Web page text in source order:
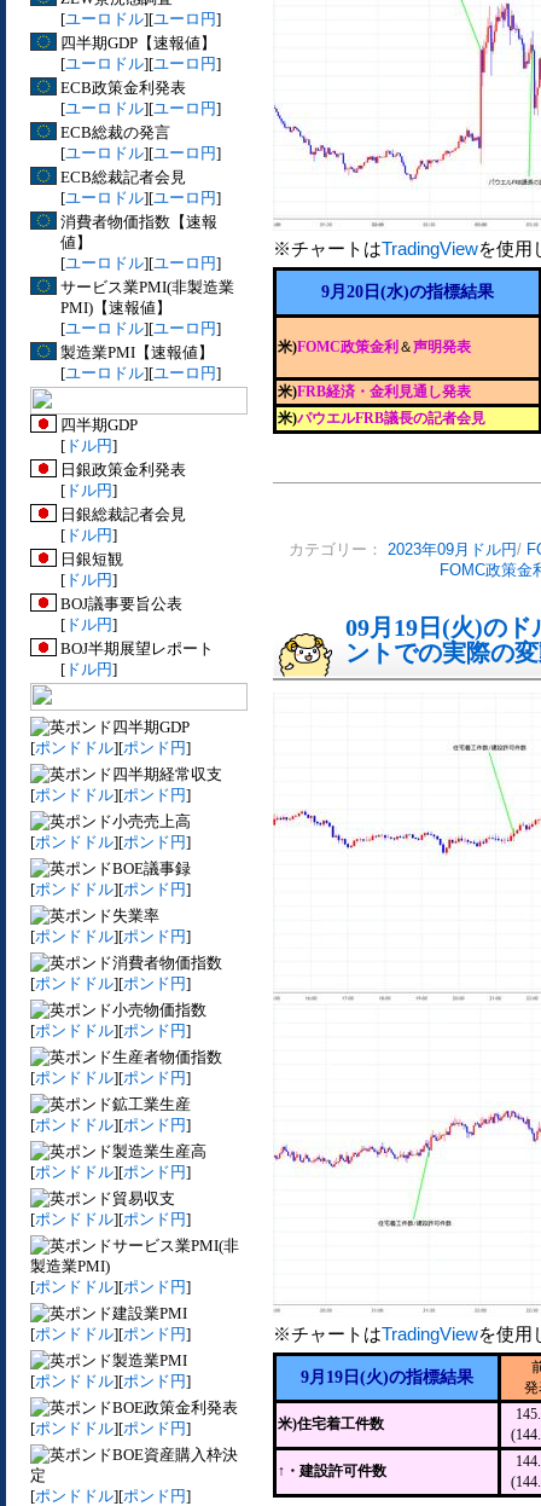
[ユーロドル][ユーロ円]
四半期GDP【速報値】
[ユーロドル][ユーロ円]
ECB政策金利発表
[ユーロドル][ユーロ円]
ECB総裁の発言
[ユーロドル][ユーロ円]
ECB総裁記者会見
[ユーロドル][ユーロ円]
消費者物価指数【速報
値】
[ユーロドル][ユーロ円]
サービス業PMI(非製造業
PMI)【速報値】
[ユーロドル][ユーロ円]
製造業PMI【速報値】
[ユーロドル][ユーロ円]
四半期GDP
[ ドル円]
日銀政策金利発表
[ ドル円]
日銀総裁記者会見
[ ドル円]
日銀短観
[ ドル円]
BOJ議事要旨公表
[ ドル円]
BOJ半期展望レポート
[ ドル円]
四半期GDP
[ポンドドル][ポンド円]
四半期経常収支
[ポンドドル][ポンド円]
小売売上高
[ポンドドル][ポンド円]
BOE議事録
[ポンドドル][ポンド円]
失業率
[ポンドドル][ポンド円]
消費者物価指数
[ポンドドル][ポンド円]
小売物価指数
[ポンドドル][ポンド円]
生産者物価指数
[ポンドドル][ポンド円]
鉱工業生産
[ポンドドル][ポンド円]
製造業生産高
[ポンドドル][ポンド円]
貿易収支
[ポンドドル][ポンド円]
サービス業PMI(非
製造業PMI)
[ポンドドル][ポンド円]
建設業PMI
[ポンドドル][ポンド円]
製造業PMI
[ポンドドル][ポンド円]
BOE政策金利発表
[ポンドドル][ポンド円]
BOE資産購入枠決
定
[ポンドドル][ポンド円]
※チャートはTradingViewを使用
9月20日(水)の指標結果
米)FOMC政策金利 ＆声明発表
米)FRB経済・金利見通し発表
米)パウエルFRB議長の記者会見
カテゴリー： 2023年09月ドル円/
FOMC政策金
09月19日(火)の
ントでの実際の
※チャートはTradingViewを使用
9月19日(火)の指標結果
米)住宅着工件数
↑・建設許可件数